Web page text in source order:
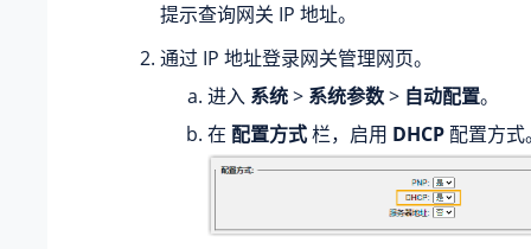
提示查询网关 IP 地址。
通过 IP 地址登录网关管理网页。
进入 系统> 系统参数> 自动配置。
在 配置方式栏，启用 DHCP 配置方式